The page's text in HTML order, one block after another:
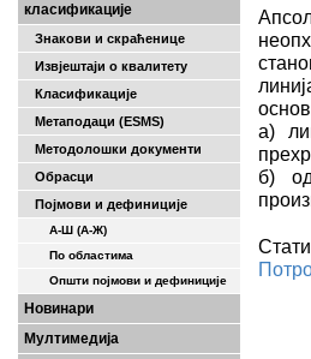
класификације
Знакови и скраћенице
Извјештаји о квалитету
Класификације
Метаподаци (ESMS)
Методолошки документи
Обрасци
Појмови и дефиниције
А-Ш (A-Ж)
По областима
Општи појмови и дефиниције
Новинари
Мултимедија
а)
б)